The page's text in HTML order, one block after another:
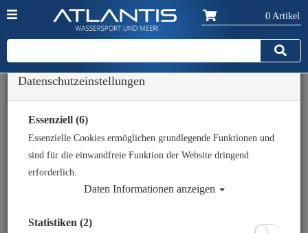
0 Artikel
Zurück
Datenschutzeinstellungen
Essenziell (6)
Essenzielle Cookies ermöglichen grundlegende Funktionen und
sind für die einwandfreie Funktion der Website dringend
erforderlich.
Daten Informationen anzeigen
Statistiken (2)